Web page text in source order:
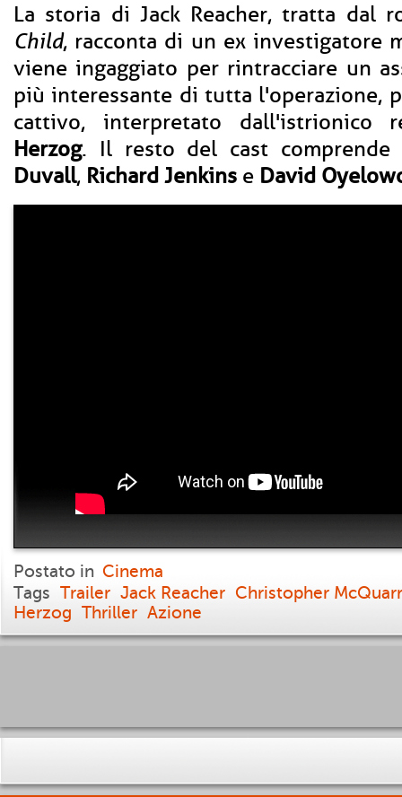
La storia di Jack Reacher, tratta dal
Child, racconta di un ex investigatore
viene ingaggiato per rintracciare un
più interessante di tutta l'operazione,
cattivo, interpretato dall'istrionico
Herzog. Il resto del cast comprende
Duvall, Richard Jenkins e David
Postato in Cinema
Tags Trailer Jack Reacher Christopher
Herzog Thriller Azione